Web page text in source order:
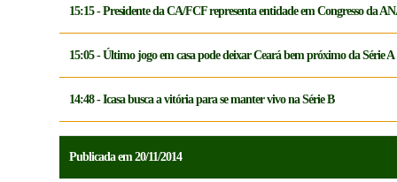
15:15 - Presidente da CA/FCF representa entidade em Congresso da
15:05 - Último jogo em casa pode deixar Ceará bem próximo da Série A
14:48 - Icasa busca a vitória para se manter vivo na Série B
Publicada em 20/11/2014